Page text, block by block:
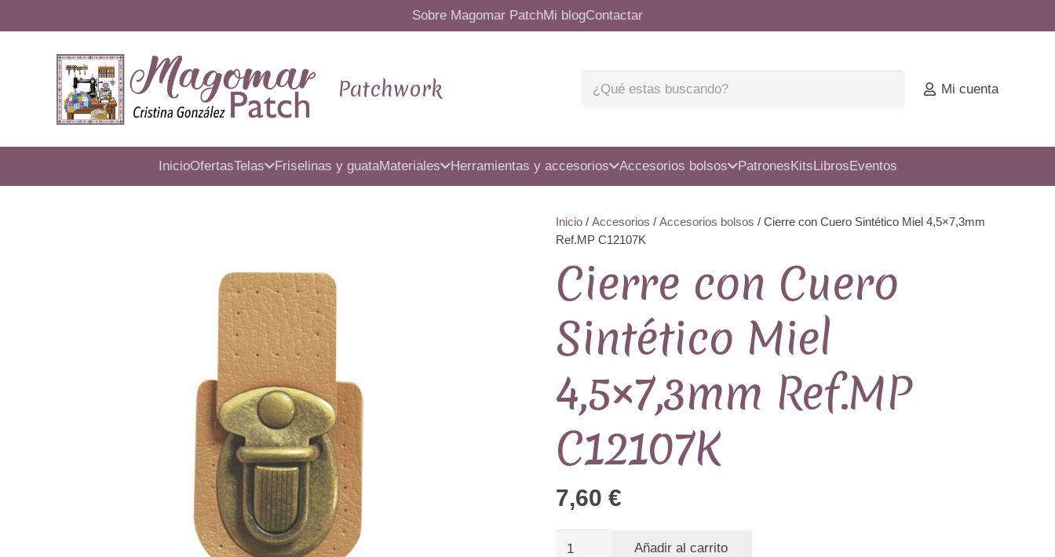
Sobre Magomar PatchMi blogContactar
Patchwork Mi cuenta
InicioOfertasTelas Friselinas y guataMateriales Herramientas y accesorios Accesorios bolsos PatronesKitsLibrosEventos
Inicio / Accesorios / Accesorios bolsos / Cierre con Cuero Sintético Miel 4,5×7,3mm
Ref.MP C12107K
Cierre con Cuero
Sintético Miel
4,5×7,3mm Ref.MP
C12107K
7,60 €
Cierre
Añadir al carrito